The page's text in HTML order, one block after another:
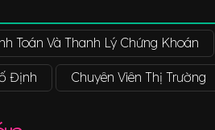
Toán Và Thanh Lý Chứng Khoán
Định Chuyên Viên Thị Trường